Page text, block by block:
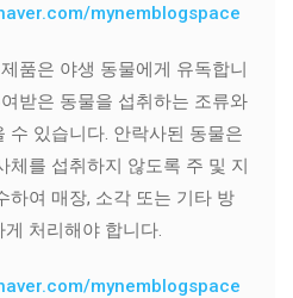
mynemblogspace
품은 야생 동물에게 유독합니
받은 동물을 섭취하는 조류와
수 있습니다. 안락사된 동물은
체를 섭취하지 않도록 주 및 지
하여 매장, 소각 또는 기타 방
처리해야 합니다.
mynemblogspace